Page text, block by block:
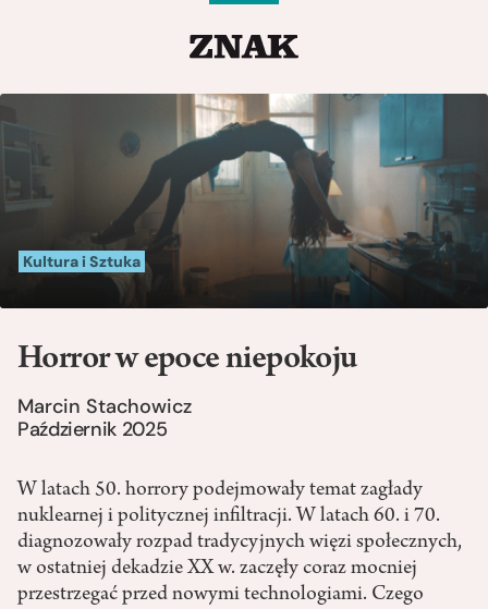
Kultura i Sztuka
Horror w epoce niepokoju
Marcin Stachowicz
Październik 2025
W latach 50. horrory podejmowały temat zagłady
nuklearnej i politycznej infiltracji. W latach 60. i 70.
diagnozowały rozpad tradycyjnych więzi społecznych,
w ostatniej dekadzie XX w. zaczęły coraz mocniej
przestrzegać przed nowymi technologiami. Czego